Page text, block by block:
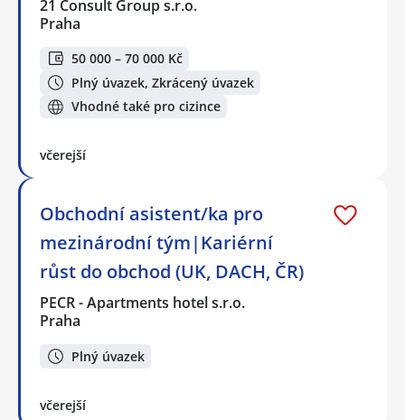
21 Consult Group s.r.o.
Praha
50 000 – 70 000 Kč
Plný úvazek, Zkrácený úvazek
Vhodné také pro cizince
včerejší
Obchodní asistent/ka pro
mezinárodní tým|Kariérní
růst do obchod (UK, DACH, ČR)
PECR - Apartments hotel s.r.o.
Praha
Plný úvazek
včerejší